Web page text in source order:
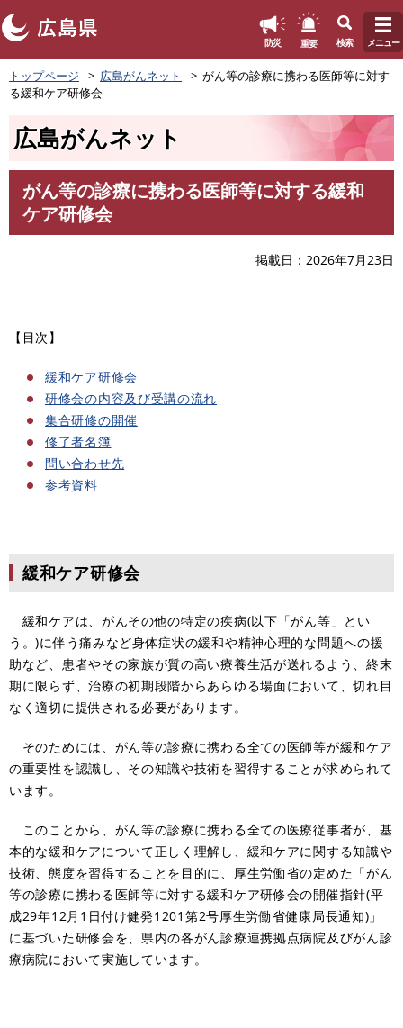
ペ
ー
ジ
防災 重要 検索 メニュー
トップページ 広島がんネット
がん等の診療に携わる医師等に対す
る緩和ケア研修会
広島がんネット
がん等の診療に携わる医師等に対する緩和
ケア研修会
掲載日 2026年7月23日
【目次】
緩和ケア研修会
研修会の内容及び受講の流れ
集合研修の開催
修了者名簿
問い合わせ先
参考資料
緩和ケア研修会
緩和ケアは、がんその他の特定の疾病(以下「がん等」とい
う。)に伴う痛みなど身体症状の緩和や精神心理的な問題への援
助など、患者やその家族が質の高い療養生活が送れるよう、終末
期に限らず、治療の初期段階からあらゆる場面において、切れ目
なく適切に提供される必要があります。
そのためには、がん等の診療に携わる全ての医師等が緩和ケア
の重要性を認識し、その知識や技術を習得することが求められて
います。
このことから、がん等の診療に携わる全ての医療従事者が、基
本的な緩和ケアについて正しく理解し、緩和ケアに関する知識や
技術、態度を習得することを目的に、厚生労働省の定めた「がん
等の診療に携わる医師等に対する緩和ケア研修会の開催指針(平
成29年12月1日付け健発1201第2号厚生労働省健康局長通知)」
に基づいた研修会を、県内の各がん診療連携拠点病院及びがん診
療病院において実施しています。